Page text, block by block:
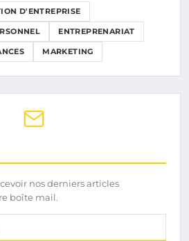
D'ENTREPRISE
ENTREPRENARIAT
MARKETING
nos derniers articles
boîte mail.